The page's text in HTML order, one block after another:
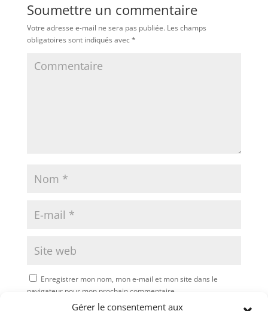
Gérer le consentement aux
Soumettre un commentaire
Votre adresse e-mail ne sera pas publiée.Les champs
obligatoires sont indiqués avec*
Enregistrer mon nom, mon e-mail et mon site dans le
navigateur pour mon prochain commentaire.